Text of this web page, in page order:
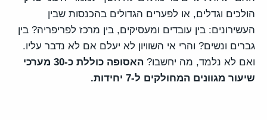
הולכים וגדלים, או לפערים הגדולים בהכנסות שבין
העשירונים: בין עובדים ומעסיקים, בין מרכז לפריפריה? בין
גברים ונשים? והרי אי השוויון לא יעלם אם לא נדבר עליו.
ואם לא נלמד, מה יחשבו?
האסופה כוללת כ-30 מערכי
שיעור מגוונים המחולקים ל-7 יחידות.